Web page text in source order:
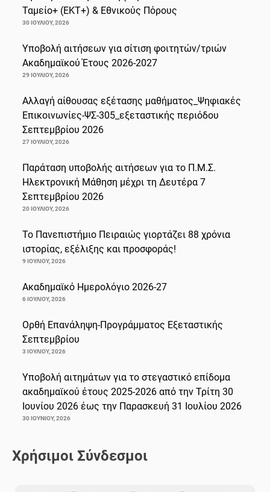
Ταμείο+ (ΕΚΤ+) & Εθνικούς Πόρους
30 ΙΟΥΛΊΟΥ, 2026
Υποβολή αιτήσεων για σίτιση φοιτητών/τριών
Ακαδημαϊκού Έτους 2026-2027
29 ΙΟΥΛΊΟΥ, 2026
Αλλαγή αίθουσας εξέτασης μαθήματος_Ψηφιακές
Επικοινωνίες-ΨΣ-305_εξεταστικής περιόδου
Σεπτεμβρίου 2026
27 ΙΟΥΛΊΟΥ, 2026
Παράταση υποβολής αιτήσεων για το Π.Μ.Σ.
Ηλεκτρονική Μάθηση μέχρι τη Δευτέρα 7
Σεπτεμβρίου 2026
20 ΙΟΥΛΊΟΥ, 2026
Το Πανεπιστήμιο Πειραιώς γιορτάζει 88 χρόνια
ιστορίας, εξέλιξης και προσφοράς!
9 ΙΟΥΛΊΟΥ, 2026
Ακαδημαϊκό Ημερολόγιο 2026-27
6 ΙΟΥΛΊΟΥ, 2026
Ορθή Επανάληψη-Προγράμματος Εξεταστικής
Σεπτεμβρίου
3 ΙΟΥΛΊΟΥ, 2026
Υποβολή αιτημάτων για το στεγαστικό επίδομα
ακαδημαϊκού έτους 2025-2026 από την Τρίτη 30
Ιουνίου 2026 έως την Παρασκευή 31 Ιουλίου 2026
30 ΙΟΥΝΊΟΥ, 2026
Χρήσιμοι Σύνδεσμοι